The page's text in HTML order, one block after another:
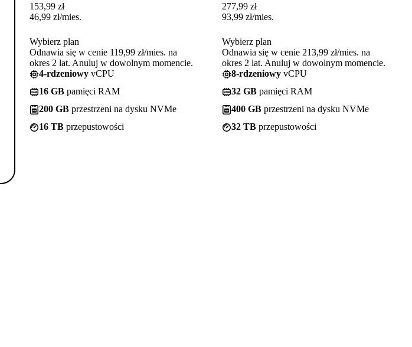
153,99 zł
46,99 zł/mies.
Wybierz plan
Odnawia się w cenie 119,99 zł/mies. na
okres 2 lat. Anuluj w dowolnym momencie.
4-rdzeniowy vCPU
16 GB pamięci RAM
200 GB przestrzeni na dysku NVMe
16 TB przepustowości
277,99 zł
93,99 zł/mies.
Wybierz plan
Odnawia się w cenie 213,99 zł/mies. na
okres 2 lat. Anuluj w dowolnym momencie.
8-rdzeniowy vCPU
32 GB pamięci RAM
400 GB przestrzeni na dysku NVMe
32 TB przepustowości